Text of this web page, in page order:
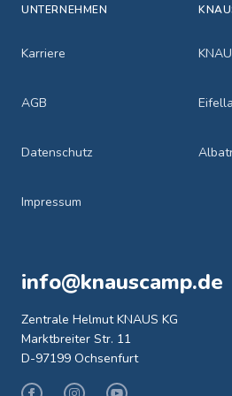
UNTERNEHMEN
Karriere
AGB
Datenschutz
Impressum
info@knauscamp.de
Zentrale Helmut KNAUS KG
Marktbreiter Str. 11
D-97199 Ochsenfurt
FacebookInstagramYoutube